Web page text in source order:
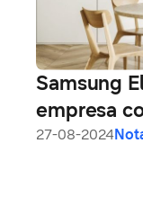
Samsung
empresa
27-08-2024